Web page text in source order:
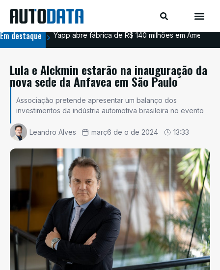
Em destaque Yapp abre fábrica de R$ 140 milhões em
Lula e Alckmin estarão na inauguração da
nova sede da Anfavea em São Paulo
Associação pretende apresentar um balanço dos
investimentos da indústria automotiva brasileira no evento
Leandro Alves març6 de o de 2024 13:33